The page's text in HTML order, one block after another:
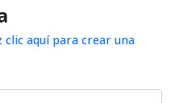
clic aquí para crear una